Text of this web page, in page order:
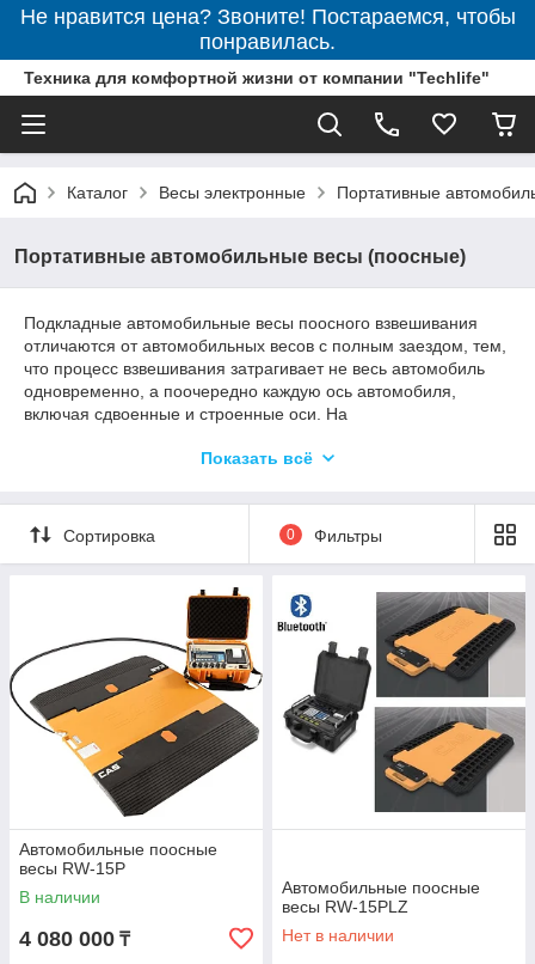
Не нравится цена? Звоните! Постараемся, чтобы
понравилась.
Техника для комфортной жизни от компании "Techlife"
Каталог Весы электронные Портативные
Портативные автомобильные весы (поосные)
Подкладные автомобильные весы поосного взвешивания
отличаются от автомобильных весов с полным заездом, тем,
что процесс взвешивания затрагивает не весь автомобиль
одновременно, а поочередно каждую ось автомобиля,
включая сдвоенные и строенные оси. На
прицепы и полуприцепы) заезжает первой осью, оператор
последующими осями и на индикатор терминала выводится
суммарный вес автомобиля с грузом.
1. Цена. Существенное различие по цене - основной довод к
2. Мобильность и компактность. Подкладные поосные весы
можно легко доставить до места установки обычным
автотранспортом. Для размещения весов не требуется
площадь под полную длину автотранспорта.
3. Простота установки. Весы просто укладываются на
твердое дорожное покрытие (асфальт, бетон) или на
утрамбованный грунт.
Показать всё
Сортировка 0 Фильтры
Автомобильные поосные
весы RW-15P
В наличии
4 080 000 ₸
Автомобильные поосные
весы RW-15PLZ
Нет в наличии